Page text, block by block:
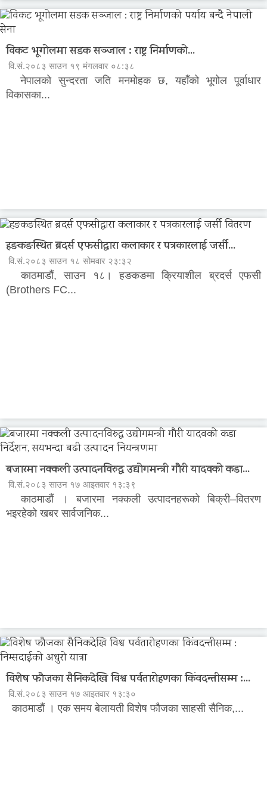
विकट भूगोलमा सडक सञ्जाल : राष्ट्र निर्माणको...
वि.सं.२०८३ साउन १९ मंगलवार ०८:३८
नेपालको सुन्दरता जति मनमोहक छ, यहाँको भूगोल पूर्वाधार
विकासका...
हङकङस्थित ब्रदर्स एफसीद्वारा कलाकार र पत्रकारलाई जर्सी...
वि.सं.२०८३ साउन १८ सोमवार २३:३२
काठमाडौं, साउन १८। हङकङमा क्रियाशील ब्रदर्स एफसी
(Brothers FC...
बजारमा नक्कली उत्पादनविरुद्ध उद्योगमन्त्री गौरी यादवको कडा...
वि.सं.२०८३ साउन १७ आइतवार १३:३९
काठमाडौं । बजारमा नक्कली उत्पादनहरूको बिक्री–वितरण
भइरहेको खबर सार्वजनिक...
विशेष फौजका सैनिकदेखि विश्व पर्वतारोहणका किंवदन्तीसम्म :...
वि.सं.२०८३ साउन १७ आइतवार १३:३०
काठमाडौं । एक समय बेलायती विशेष फौजका साहसी सैनिक,...